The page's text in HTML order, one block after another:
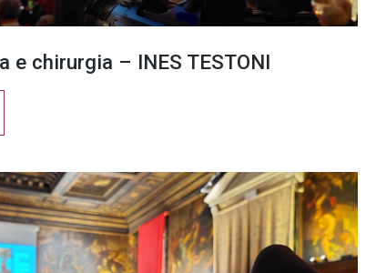
e chirurgia – INES TESTONI